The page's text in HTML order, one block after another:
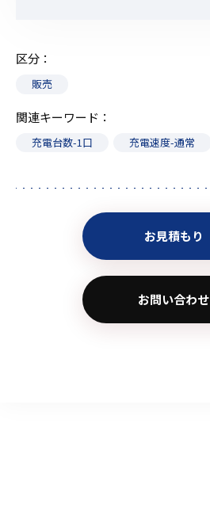
区分
販売
関連キーワード
充電台数-1口 充電速度-通常
お見積もり
お問い合わせ